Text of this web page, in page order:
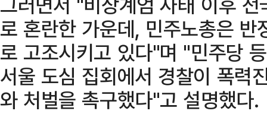
로 혼란한 가운데, 민주노총은
로 고조시키고 있다"며 "민주당
서울 도심 집회에서 경찰이 폭력
와 처벌을 촉구했다"고 설명했다.